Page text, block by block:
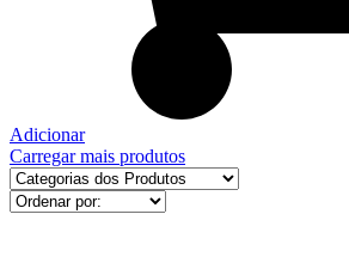
Adicionar
Carregar mais produtos